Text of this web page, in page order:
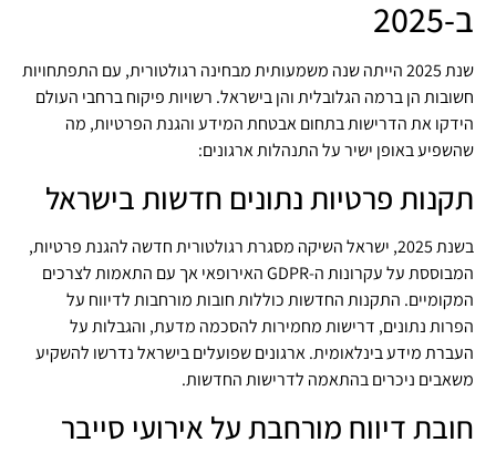
ב-2025
שנת 2025 הייתה שנה משמעותית מבחינה רגולטורית, עם התפתחויות
חשובות הן ברמה הגלובלית והן בישראל. רשויות פיקוח ברחבי העולם
הידקו את הדרישות בתחום אבטחת המידע והגנת הפרטיות, מה
שהשפיע באופן ישיר על התנהלות ארגונים:
תקנות פרטיות נתונים חדשות בישראל
בשנת 2025, ישראל השיקה מסגרת רגולטורית חדשה להגנת פרטיות,
המבוססת על עקרונות ה-GDPR האירופאי אך עם התאמות לצרכים
המקומיים. התקנות החדשות כוללות חובות מורחבות לדיווח על
הפרות נתונים, דרישות מחמירות להסכמה מדעת, והגבלות על
העברת מידע בינלאומית. ארגונים שפועלים בישראל נדרשו להשקיע
משאבים ניכרים בהתאמה לדרישות החדשות.
חובת דיווח מורחבת על אירועי סייבר